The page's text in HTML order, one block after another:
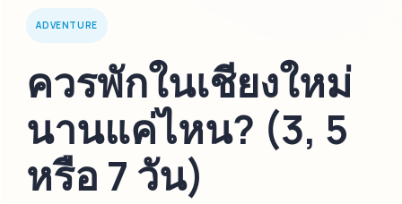
ADVENTURE
ควรพักในเชียงใหม่
นานแค่ไหน? (3, 5
หรือ 7 วัน)